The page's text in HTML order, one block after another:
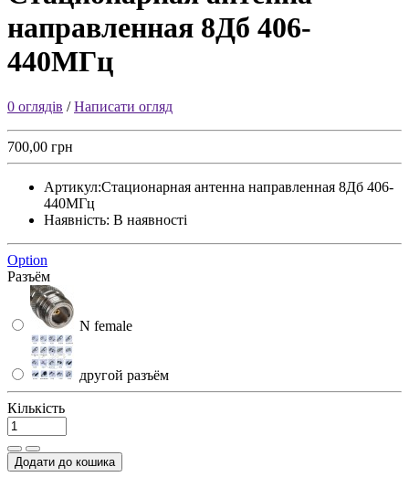
направленная 8Дб 406-
440МГц
0 оглядів /Написати огляд
700,00 грн
Артикул:Стационарная антенна направленная 8Дб 406-
440МГц
Наявність: В наявності
Option
Разъём
N female
другой разъём
Кількість
Додати до кошика